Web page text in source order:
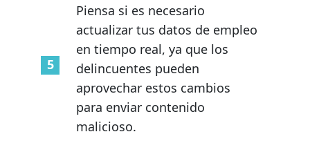
Piensa si es necesario
actualizar tus datos de empleo
en tiempo real, ya que los
delincuentes pueden
aprovechar estos cambios
para enviar contenido
malicioso.